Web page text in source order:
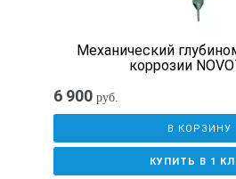
Механический
коррозии
6 900 руб.
В КОРЗИНУ
КУПИТЬ В 1